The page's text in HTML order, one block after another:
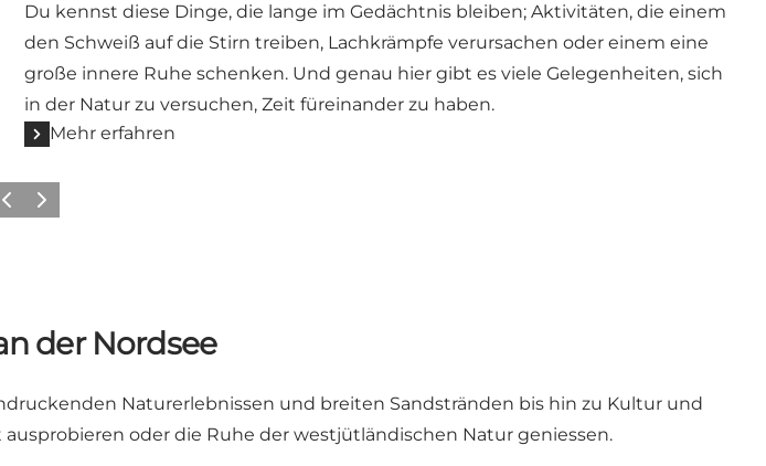
Du kennst diese Dinge, die lange im Gedächtnis bleiben; Aktivitäten, die einem
den Schweiß auf die Stirn treiben, Lachkrämpfe verursachen oder einem eine
große innere Ruhe schenken. Und genau hier gibt es viele Gelegenheiten, sich
in der Natur zu versuchen, Zeit füreinander zu haben.
Mehr erfahren
ZurückWeiter
der Nordsee
Naturerlebnissen und breiten Sandstränden bis hin zu Kultur und
oder die Ruhe der westjütländischen Natur geniessen.